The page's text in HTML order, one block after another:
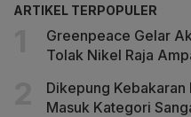
ARTIKEL TERPOPULER
Greenpeace Gelar
Tolak Nikel Raja
Dikepung Kebakaran
Masuk Kategori